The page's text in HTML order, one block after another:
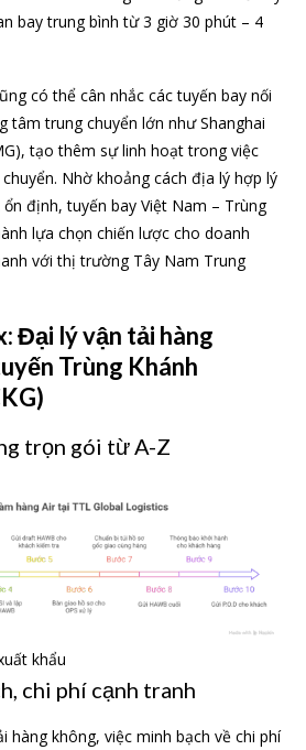
bay trung bình từ 3 giờ 30 phút – 4
có thể cân nhắc các tuyến bay nối
tâm trung chuyển lớn như Shanghai
tạo thêm sự linh hoạt trong việc
Nhờ khoảng cách địa lý hợp lý
định, tuyến bay Việt Nam – Trùng
lựa chọn chiến lược cho doanh
với thị trường Tây Nam Trung
Đại lý vận tải hàng
Trùng Khánh
trọn gói từ A-Z
khẩu
chi phí cạnh tranh
hàng không, việc minh bạch về chi phí